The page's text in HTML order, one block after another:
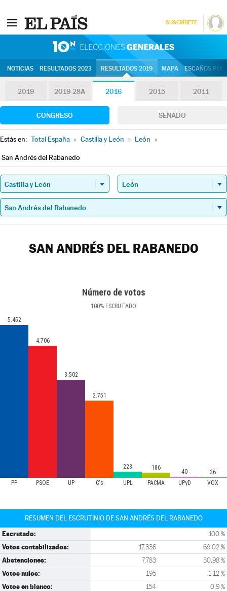
SUSCRÍBETE
NOTICIAS RESULTADOS 2023 RESULTADOS 2019 MAPA ESCAÑOS
2019 2019-28A 2016 2015 2011
CONGRESO SENADO
Estás en: Total España » Castilla y León » León »
San Andrés del Rabanedo
SAN ANDRÉS DEL RABANEDO
Número de votos
100% ESCRUTADO
PP PSOE UP C's UPL PACMA UPyD VOX
5.452
4.706
3.502
2.751
228 186
40 36
RESUMEN DEL ESCRUTINIO DE SAN ANDRÉS DEL RABANEDO
Escrutado: 100 %
Votos contabilizados: 17.336 69,02 %
Abstenciones: 7.783 30,98 %
Votos nulos: 195 1,12 %
Votos en blanco: 154 0,9 %